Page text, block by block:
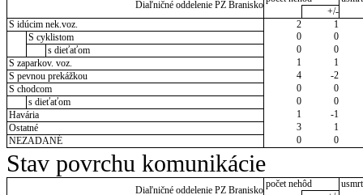
Diaľničné oddelenie PZ Branisko
+/-
S idúcim nek.voz.
2
1
S cyklistom
0
0
s dieťaťom
0
0
S zaparkov. voz.
1
1
S pevnou prekážkou
4
-2
S chodcom
0
0
s dieťaťom
0
0
Havária
1
-1
Ostatné
3
1
NEZADANÉ
0 0
Stav povrchu komunikácie
Diaľničné oddelenie PZ Branisko
počet nehôd